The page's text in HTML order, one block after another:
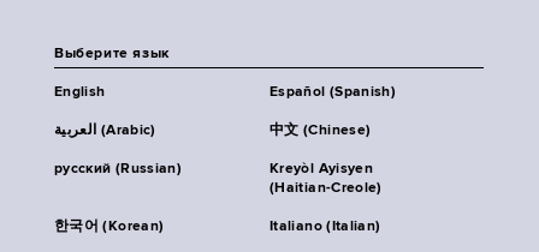
Выберите язык
English Español (Spanish)
العربية (Arabic) 中文 (Chinese)
русский (Russian)
Kreyòl Ayisyen
(Haitian-Creole)
한국어 (Korean) Italiano (Italian)